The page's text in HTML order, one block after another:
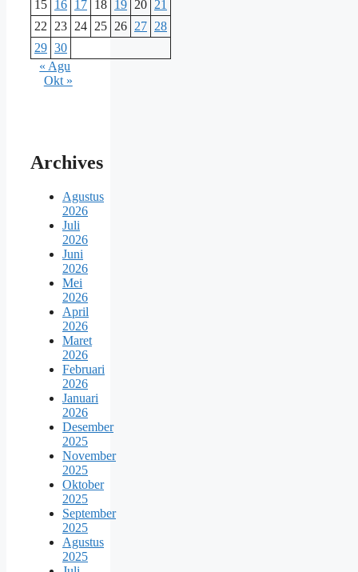
15 16 17 18 19 20 21
22
23 24 25 26 27 28
29 30
« Agu
Okt »
Archives
Agustus
2026
Juli
2026
Juni
2026
Mei
2026
April
2026
Maret
2026
Februari
2026
Januari
2026
Desember
2025
November
2025
Oktober
2025
September
2025
Agustus
2025